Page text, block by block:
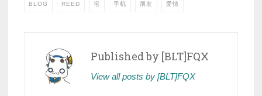
BLOG REED 宅 手机 朋友 爱情
Published by [BLT]FQX
View all posts by [BLT]FQX